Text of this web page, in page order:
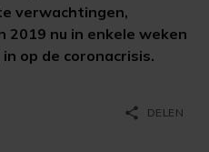
verwachtingen,
2019 nu in enkele weken
op de coronacrisis.
share DELEN